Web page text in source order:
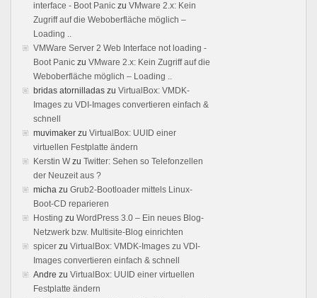
interface - Boot Panic zu VMware 2.x: Kein
Zugriff auf die Weboberfläche möglich –
Loading ..
VMWare Server 2 Web Interface not loading -
Boot Panic zu VMware 2.x: Kein Zugriff auf die
Weboberfläche möglich – Loading ..
bridas atornilladas zu VirtualBox: VMDK-
Images zu VDI-Images convertieren einfach &
schnell
muvimaker zu VirtualBox: UUID einer
virtuellen Festplatte ändern
Kerstin Wzu Twitter: Sehen so Telefonzellen
der Neuzeit aus ?
micha zu Grub2-Bootloader mittels Linux-
Boot-CD reparieren
Hosting zu WordPress 3.0 – Ein neues Blog-
Netzwerk bzw. Multisite-Blog einrichten
spicer zu VirtualBox: VMDK-Images zu VDI-
Images convertieren einfach & schnell
Andre zu VirtualBox: UUID einer virtuellen
Festplatte ändern